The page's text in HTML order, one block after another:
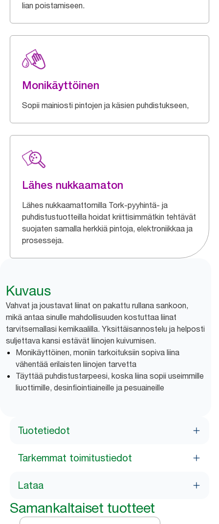
lian poistamiseen.
Monikäyttöinen
Sopii mainiosti pintojen ja käsien puhdistukseen,
Lähes nukkaamaton
Lähes nukkaamattomilla Tork-pyyhintä- ja
puhdistustuotteilla hoidat kriittisimmätkin tehtävät
suojaten samalla herkkiä pintoja, elektroniikkaa ja
prosesseja.
Kuvaus
Vahvat ja joustavat liinat on pakattu rullana sankoon,
mikä antaa sinulle mahdollisuuden kostuttaa liinat
tarvitsemallasi kemikaalilla. Yksittäisannostelu ja helposti
suljettava kansi estävät liinojen kuivumisen.
Monikäyttöinen, moniin tarkoituksiin sopiva liina
vähentää erilaisten liinojen tarvetta
Täyttää puhdistustarpeesi, koska liina sopii useimmille
liuottimille, desinfiointiaineille ja pesuaineille
Tuotetiedot
Tarkemmat toimitustiedot
Lataa
Samankaltaiset tuotteet